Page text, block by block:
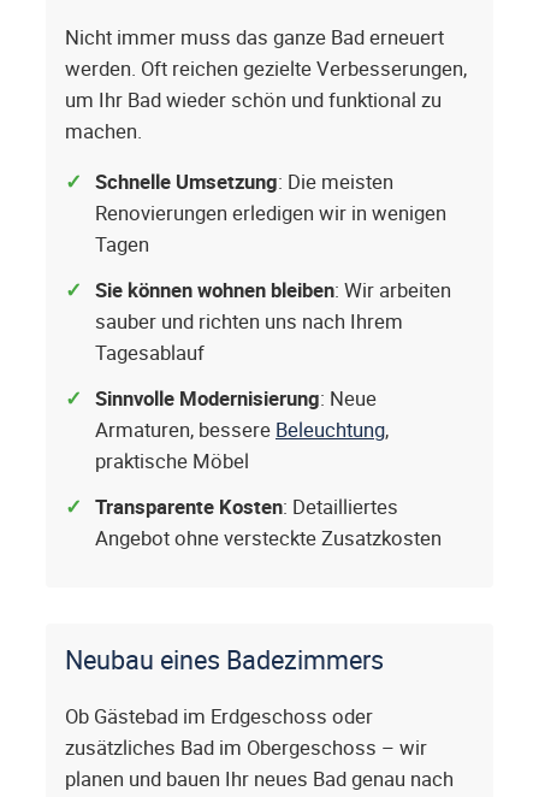
Nicht immer muss das ganze Bad erneuert
werden. Oft reichen gezielte Verbesserungen,
um Ihr Bad wieder schön und funktional zu
machen.
Schnelle Umsetzung: Die meisten
Renovierungen erledigen wir in wenigen
Tagen
Sie können wohnen bleiben: Wir arbeiten
sauber und richten uns nach Ihrem
Tagesablauf
Sinnvolle Modernisierung: Neue
Armaturen, bessere Beleuchtung,
praktische Möbel
Transparente Kosten: Detailliertes
Angebot ohne versteckte Zusatzkosten
Neubau eines Badezimmers
Ob Gästebad im Erdgeschoss oder
zusätzliches Bad im Obergeschoss – wir
planen und bauen Ihr neues Bad genau nach